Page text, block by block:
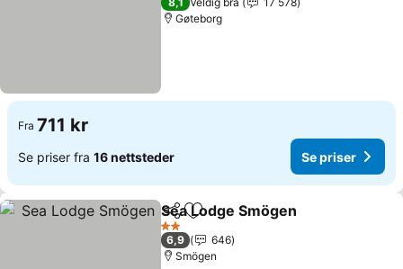
Gøteborg
Fra 711 kr
Se priser fra 16 nettsteder Se priser
Del Legg til i favoritter
Sea Lodge Smögen
2 Stjerner
6,9
646
Smögen